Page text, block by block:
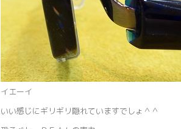
イエーイ
いい感じにギリギリ隠れていますでしょ＾＾